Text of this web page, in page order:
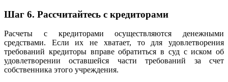
Шаг 6. Рассчитайтесь с кредиторами
Расчеты с кредиторами осуществляются денежными
средствами. Если их не хватает, то для удовлетворения
требований кредиторы вправе обратиться в суд с иском об
удовлетворении оставшейся части требований за счет
собственника этого учреждения.